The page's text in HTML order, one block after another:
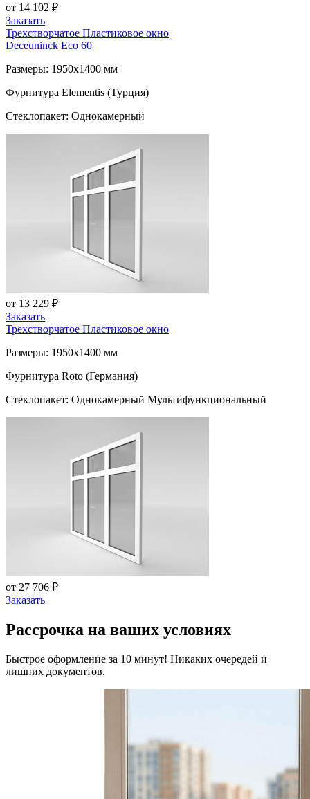
от 14 102 ₽
Заказать
Трехстворчатое Пластиковое окно
Deceuninck Eco 60
Размеры: 1950x1400 мм
Фурнитура Elementis (Турция)
Стеклопакет: Однокамерный
от 13 229 ₽
Заказать
Трехстворчатое Пластиковое окно
Размеры: 1950x1400 мм
Фурнитура Roto (Германия)
Стеклопакет: Однокамерный Мультифункциональный
от 27 706 ₽
Заказать
Рассрочка на ваших условиях
Быстрое оформление за 10 минут! Никаких очередей и
лишних документов.